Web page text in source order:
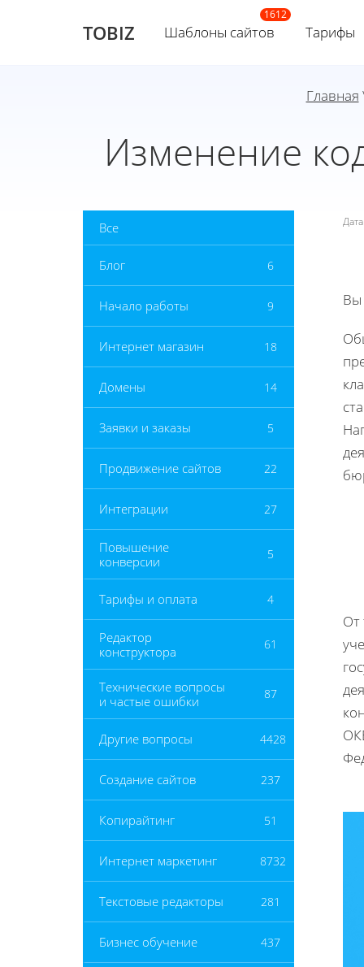
TOBIZ Шаблоны сайтов Тарифы
Главная
Изменение
Все
Блог 6
Начало работы 9
Интернет магазин 18
Домены 14
Заявки и заказы 5
Продвижение сайтов 22
Интеграции 27
Повышение
конверсии
5
Тарифы и оплата 4
Редактор
конструктора
61
Технические вопросы
и частые ошибки
87
Другие вопросы 4428
Создание сайтов 237
Копирайтинг 51
Интернет маркетинг 8732
Текстовые редакторы 281
Бизнес обучение 437
Вы
От